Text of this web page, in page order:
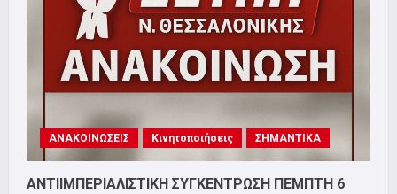
ΑΝΑΚΟΙΝΩΣΕΙΣ Κινητοποιήσεις ΣΗΜΑΝΤΙΚΑ
ΑΝΤΙΙΜΠΕΡΙΑΛΙΣΤΙΚΗ ΣΥΓΚΕΝΤΡΩΣΗ ΠΕΜΠΤΗ 6